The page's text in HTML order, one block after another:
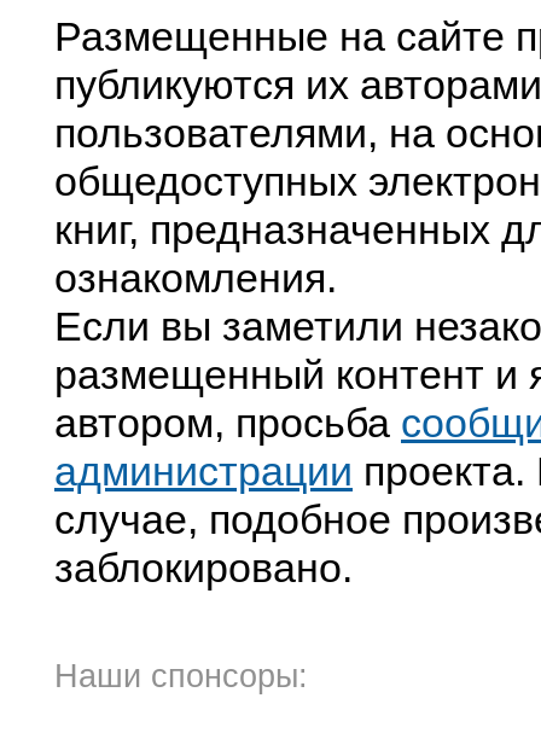
Размещенные на сайте
публикуются их
пользователями, на
общедоступных
книг, предназначенных
ознакомления.
Если вы заметили
размещенный контент и
автором, просьба
администрации
случае, подобное
заблокировано.
Наши спонсоры: